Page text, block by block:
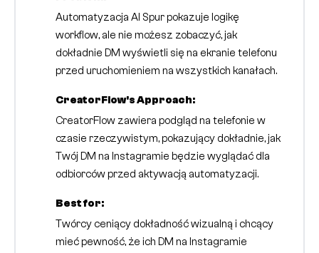
Automatyzacja AI Spur pokazuje logikę
workflow, ale nie możesz zobaczyć, jak
dokładnie DM wyświetli się na ekranie telefonu
przed uruchomieniem na wszystkich kanałach.
CreatorFlow's Approach:
CreatorFlow zawiera podgląd na telefonie w
czasie rzeczywistym, pokazujący dokładnie, jak
Twój DM na Instagramie będzie wyglądać dla
odbiorców przed aktywacją automatyzacji.
Best for:
Twórcy ceniący dokładność wizualną i chcący
mieć pewność, że ich DM na Instagramie